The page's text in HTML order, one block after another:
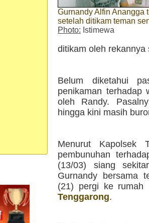
Gurnandy Alfin Anangga
setelah ditikam teman
Photo: Istimewa
ditikam oleh
Belum diketahui
penikaman terhadap
oleh Randy.
hingga kini masih
Menurut Kapolsek
pembunuhan
(13/03) siang
Gurnandy bersama
(21) pergi ke rumah
Tenggarong.